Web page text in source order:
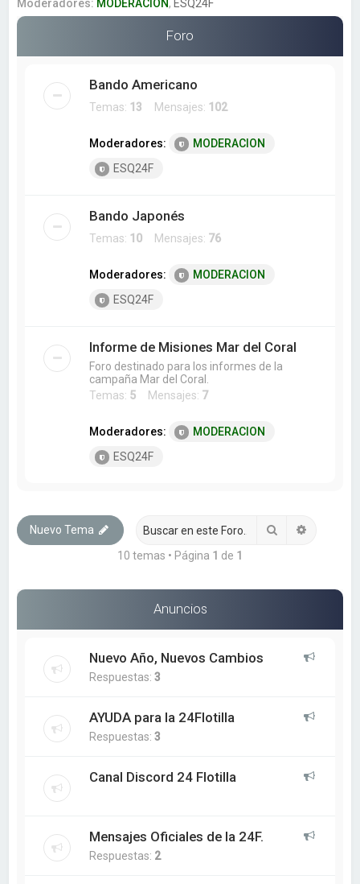
r
Moderadores: MODERACION, ESQ24F
Foro
Bando Americano
Temas: 13 Mensajes: 102
Moderadores:
MODERACION
ESQ24F
Bando Japonés
Temas: 10 Mensajes: 76
Moderadores:
MODERACION
ESQ24F
Informe de Misiones Mar del Coral
Foro destinado para los informes de la
campaña Mar del Coral.
Temas: 5 Mensajes: 7
Moderadores:
MODERACION
ESQ24F
Nuevo Tema Buscar
10 temas • Página 1 de 1
Anuncios
Nuevo Año, Nuevos Cambios
Respuestas:3
AYUDA para la 24Flotilla
Respuestas:3
Canal Discord 24 Flotilla
Mensajes Oficiales de la 24F.
Respuestas: 2